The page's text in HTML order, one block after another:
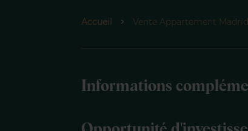
Accueil Vente Appartement
Informations